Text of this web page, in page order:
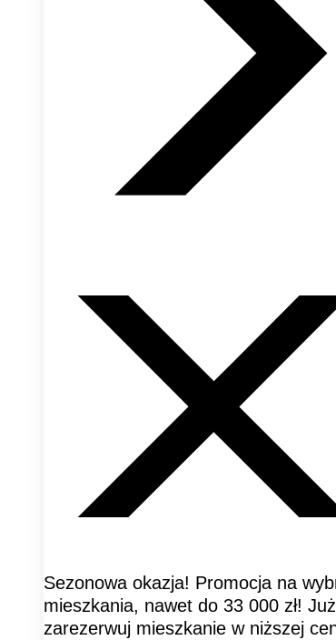
Sezonowa okazja! Promocja na
mieszkania, nawet do 33 000 zł!
zarezerwuj mieszkanie w niższej